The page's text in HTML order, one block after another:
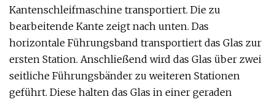
Kantenschleifmaschine transportiert. Die zu
bearbeitende Kante zeigt nach unten. Das
horizontale Führungsband transportiert das Glas zur
ersten Station. Anschließend wird das Glas über zwei
seitliche Führungsbänder zu weiteren Stationen
geführt. Diese halten das Glas in einer geraden